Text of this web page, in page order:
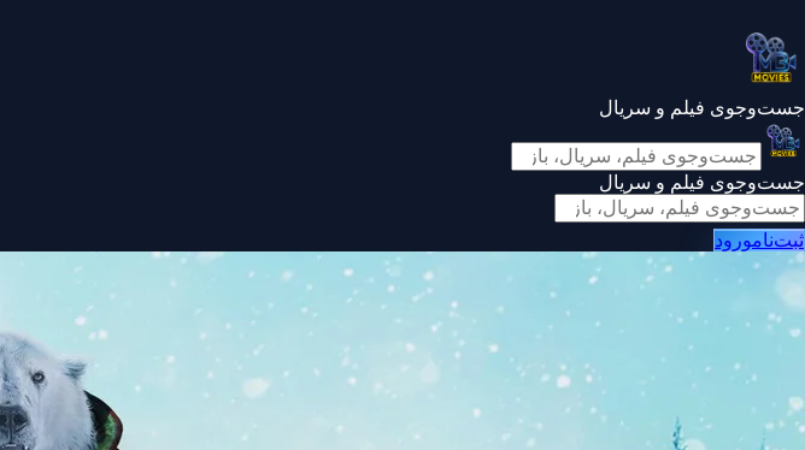
جست‌وجوی فیلم و سریال
جست‌وجوی فیلم و سریال
ثبت‌نامورود